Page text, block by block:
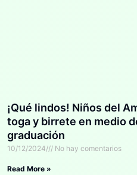
¡Qué lindos! Niños del
toga y birrete en medio
graduación
10/12/2024 No hay comentarios
Read More »